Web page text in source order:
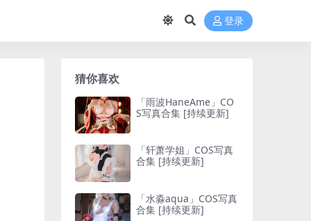
登录
猜你喜欢
「雨波HaneAme」CO
S写真合集 [持续更新]
「轩萧学姐」COS写真
合集 [持续更新]
「水淼aqua」COS写真
合集 [持续更新]